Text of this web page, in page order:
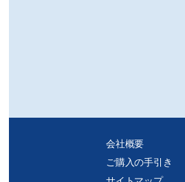
会社概要
ご購入の手引き